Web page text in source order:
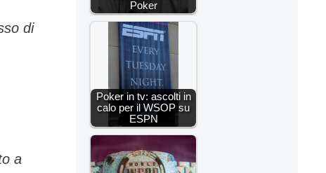
di
a
Poker
Poker in tv: ascolti in
calo per il WSOP su
ESPN